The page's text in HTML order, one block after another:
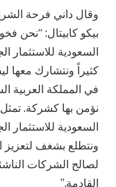
وقال داني فرحة
بيكو كابيتال: “نحن
كثيراً ونتشارك معها
في المملكة العربية
نؤمن بها كشركة.
ونتطلع بشغف لتعزيز
لصالح الشركات
القادمة.”